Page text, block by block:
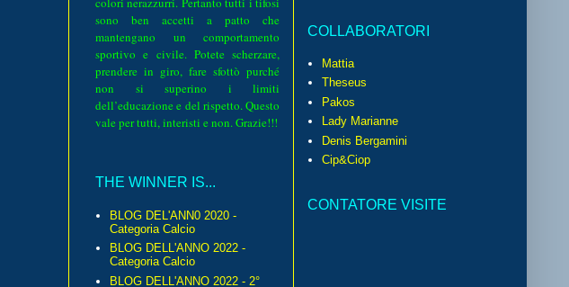
sono ben accetti a patto che
mantengano un comportamento
sportivo e civile. Potete scherzare,
prendere in giro, fare sfottò purché
non si superino i limiti
dell’educazione e del rispetto. Questo
vale per tutti, interisti e non. Grazie!!!
THE WINNER IS...
BLOG DEL'ANN0 2020 -
Categoria Calcio
BLOG DELL'ANNO 2022 -
Categoria Calcio
BLOG DELL'ANNO 2022 - 2°
COLLABORATORI
Mattia
Theseus
Pakos
Lady Marianne
Denis Bergamini
Cip&Ciop
CONTATORE VISITE